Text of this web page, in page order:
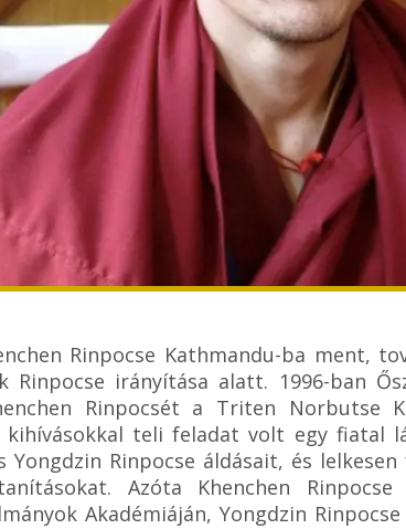
Rinpocse Kathmandu-ba ment,
Rinpocse irányítása alatt. 1996-ban
Rinpocsét a Triten Norbutse
teli feladat volt egy fiatal
Yongdzin Rinpocse áldásait, és
Azóta Khenchen
Akadémiáján, Yongdzin